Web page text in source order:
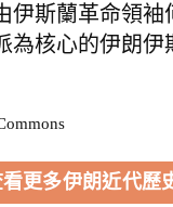
伊斯蘭革命領袖
為核心的伊朗伊
更多伊朗近代歷